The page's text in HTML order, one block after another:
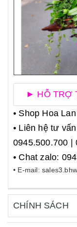
► HỖ TRỢ
• Shop Hoa
• Liên hệ tư
0945.500.700 |
• Chat zalo:
• E-mail:
CHÍNH SÁCH